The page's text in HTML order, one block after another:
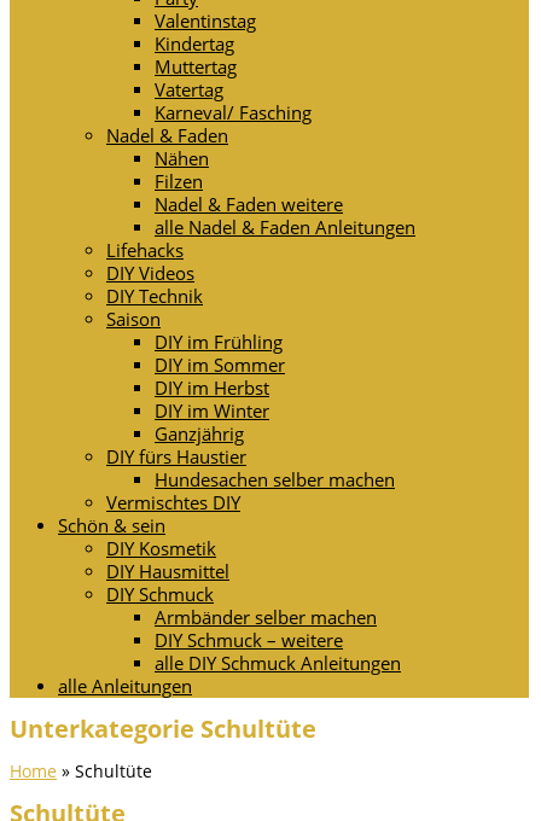
Valentinstag
Kindertag
Muttertag
Vatertag
Karneval/ Fasching
Nadel & Faden
Nähen
Filzen
Nadel & Faden weitere
alle Nadel & Faden Anleitungen
Lifehacks
DIY Videos
DIY Technik
Saison
DIY im Frühling
DIY im Sommer
DIY im Herbst
DIY im Winter
Ganzjährig
DIY fürs Haustier
Hundesachen selber machen
Vermischtes DIY
Schön & sein
DIY Kosmetik
DIY Hausmittel
DIY Schmuck
Armbänder selber machen
DIY Schmuck – weitere
alle DIY Schmuck Anleitungen
alle Anleitungen
Unterkategorie Schultüte
Home » Schultüte
Schultüte